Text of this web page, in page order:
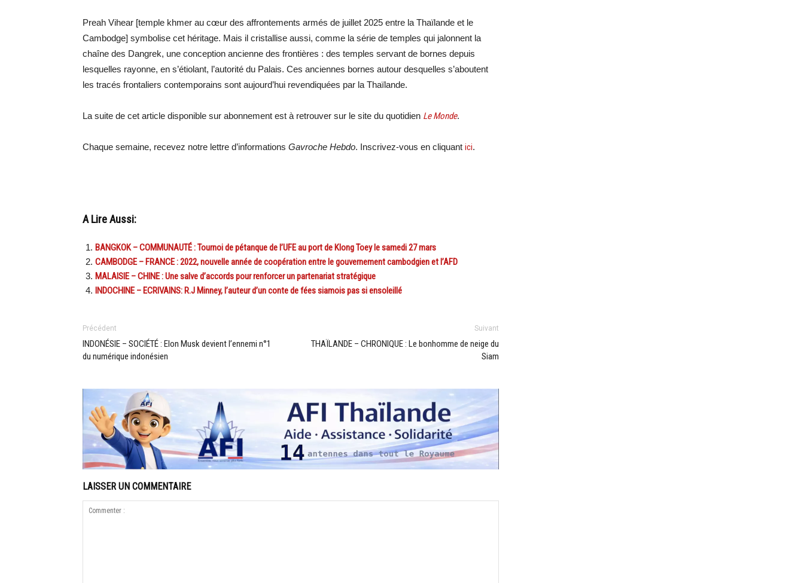
Preah Vihear [temple khmer au cœur des affrontements armés de juillet 2025 entre la Thaïlande et le
Cambodge] symbolise cet héritage. Mais il cristallise aussi, comme la série de temples qui jalonnent la
chaîne des Dangrek, une conception ancienne des frontières : des temples servant de bornes depuis
lesquelles rayonne, en s’étiolant, l’autorité du Palais. Ces anciennes bornes autour desquelles s’aboutent
les tracés frontaliers contemporains sont aujourd’hui revendiquées par la Thaïlande.
La suite de cet article disponible sur abonnement est à retrouver sur le site du quotidien Le Monde.
Chaque semaine, recevez notre lettre d’informations Gavroche Hebdo. Inscrivez-vous en cliquant ici.
A Lire Aussi:
BANGKOK – COMMUNAUTÉ : Tournoi de pétanque de l’UFE au port de Klong Toey le samedi 27 mars
CAMBODGE – FRANCE : 2022, nouvelle année de coopération entre le gouvernement cambodgien et l’AFD
MALAISIE – CHINE : Une salve d’accords pour renforcer un partenariat stratégique
INDOCHINE – ECRIVAINS: R.J Minney, l’auteur d’un conte de fées siamois pas si ensoleillé
Précédent
INDONÉSIE – SOCIÉTÉ : Elon Musk devient l’ennemi n°1
du numérique indonésien
Suivant
THAÏLANDE – CHRONIQUE : Le bonhomme de neige du
Siam
LAISSER UN COMMENTAIRE